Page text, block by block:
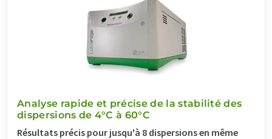
Analyse rapide et précise de la stabilité des
dispersions de 4°C à 60°C
Résultats précis pour jusqu'à 8 dispersions en même